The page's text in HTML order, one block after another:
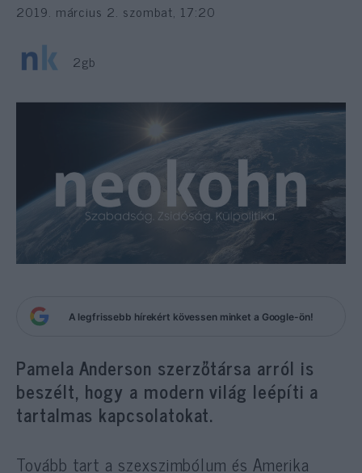
2019. március 2. szombat, 17:20
2gb
A legfrissebb hírekért kövessen minket a Google-ön!
Pamela Anderson szerzőtársa arról is
beszélt, hogy a modern világ leépíti a
tartalmas kapcsolatokat.
Tovább tart a szexszimbólum és Amerika